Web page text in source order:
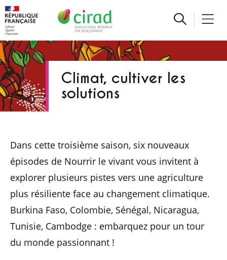
Climat, cultiver les
solutions
Dans cette troisième saison, six nouveaux
épisodes de Nourrir le vivant vous invitent à
explorer plusieurs pistes vers une agriculture
plus résiliente face au changement climatique.
Burkina Faso, Colombie, Sénégal, Nicaragua,
Tunisie, Cambodge : embarquez pour un tour
du monde passionnant !